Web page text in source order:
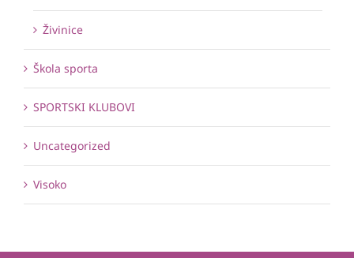
Živinice
Škola sporta
SPORTSKI KLUBOVI
Uncategorized
Visoko